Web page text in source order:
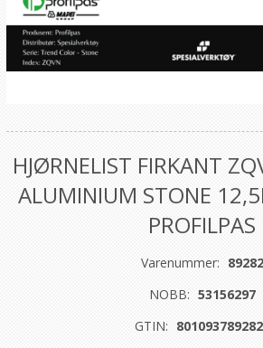
HJØRNELIST FIRKANT
ALUMINIUM STONE
PROFILPAS
Varenummer: 89282
NOBB: 53156297
GTIN: